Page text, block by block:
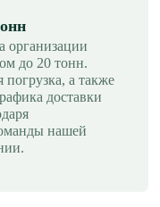
организации
до 20 тонн.
погрузка, а также
доставки
нашей